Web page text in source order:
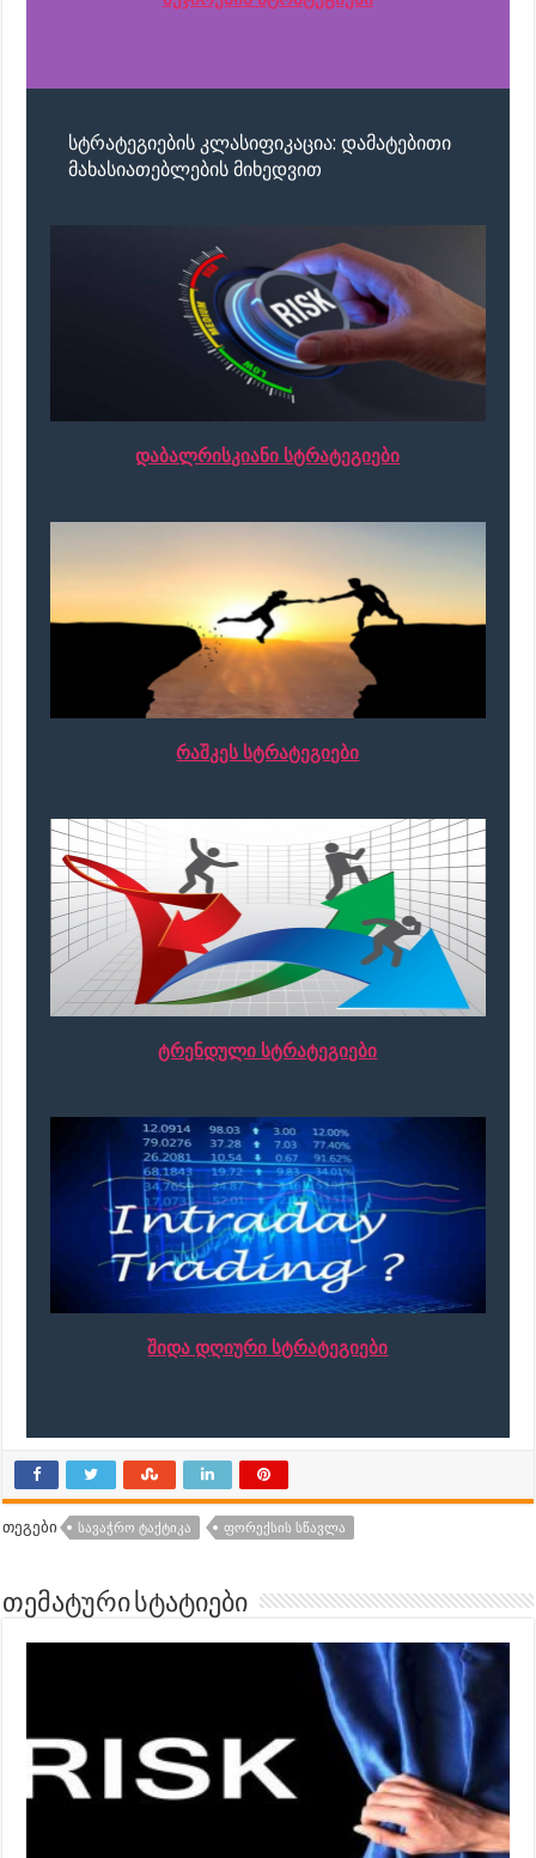
სტრატეგიების კლასიფიკაცია: დამატებითი
მახასიათებლების მიხედვით
დაბალრისკიანი სტრატეგიები
რაშკეს სტრატეგიები
ტრენდული სტრატეგიები
შიდა დღიური სტრატეგიები
თეგები ᲡᲐᲕᲐᲭᲠᲝ ᲢᲐᲥᲢᲘᲙᲐ ᲤᲝᲠᲔᲥᲡᲘᲡ ᲡᲬᲐᲕᲚᲐ
თემატური სტატიები